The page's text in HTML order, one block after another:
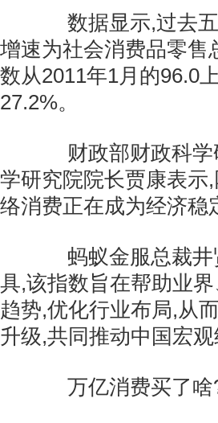
数据显示,过去五
增速为社会消费品零售
数从2011年1月的96.0
27.2%。
财政部财政科学
学研究院院长贾康表示
络消费正在成为经济稳
蚂蚁金服总裁井
具,该指数旨在帮助业
趋势,优化行业布局,从
升级,共同推动中国宏
万亿消费买了啥